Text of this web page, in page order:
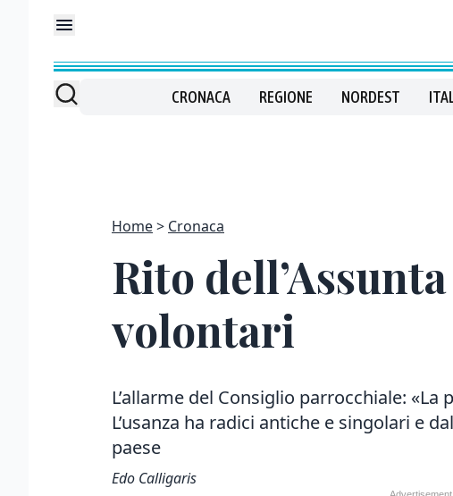
CRONACA REGIONE NORDEST
Home Cronaca
Rito
volontari
L’allarme del Consiglio parrocchiale:
L’usanza ha radici antiche e singolari e
paese
Edo Calligaris